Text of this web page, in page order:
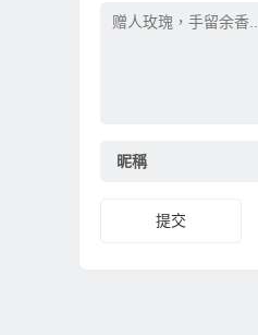
昵稱
提交